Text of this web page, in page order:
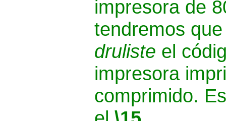
impresora de
tendremos
druliste el
impresora
comprimido.